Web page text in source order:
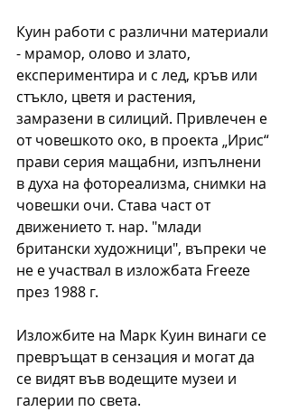
Куин работи с различни материали
- мрамор, олово и злато,
експериментира и с лед, кръв или
стъкло, цветя и растения,
замразени в силиций. Привлечен е
от човешкото око, в проекта „Ирис“
прави серия мащабни, изпълнени
в духа на фотореализма, снимки на
човешки очи. Става част от
движението т. нар. "млади
британски художници", въпреки че
не е участвал в изложбата Freeze
през 1988 г.
Изложбите на Марк Куин винаги се
превръщат в сензация и могат да
се видят във водещите музеи и
галерии по света.